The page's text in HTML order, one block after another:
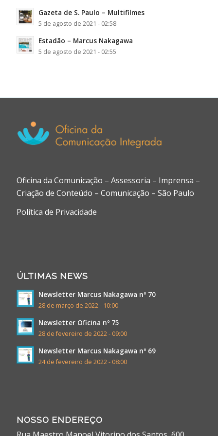
Gazeta de S. Paulo – Multifilmes
5 de agosto de 2021 - 02:58
Estadão – Marcus Nakagawa
5 de agosto de 2021 - 02:55
Oficina da Comunicação – Assessoria – Imprensa –
Criação de Conteúdo – Comunicação – São Paulo
Política de Privacidade
ÚLTIMAS NEWS
Newsletter Marcus Nakagawa nº 70
28 de março de 2022 - 10:00
Newsletter Oficina nº 75
28 de fevereiro de 2022 - 09:00
Newsletter Marcus Nakagawa nº 69
24 de fevereiro de 2022 - 08:00
NOSSO ENDEREÇO